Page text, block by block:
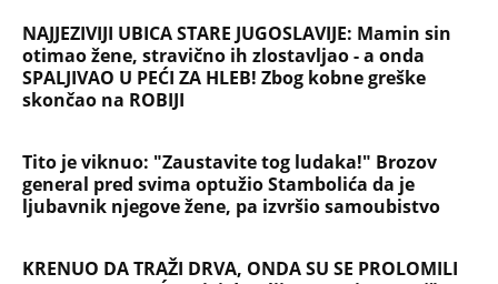
NAJJEZIVIJI UBICA STARE JUGOSLAVIJE: Mamin sin
otimao žene, stravično ih zlostavljao - a onda
SPALJIVAO U PEĆI ZA HLEB! Zbog kobne greške
skončao na ROBIJI
Tito je viknuo: "Zaustavite tog ludaka!" Brozov
general pred svima optužio Stambolića da je
ljubavnik njegove žene, pa izvršio samoubistvo
KRENUO DA TRAŽI DRVA, ONDA SU SE PROLOMILI